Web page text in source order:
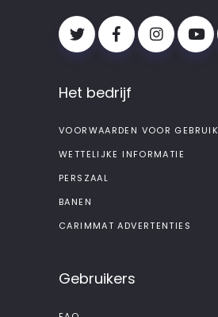
Het bedrijf
VOORWAARDEN VOOR GEBRUIK
WETTELIJKE INFORMATIE
PERSZAAL
BANEN
CARIMMAT ADVERTENTIES
Gebruikers